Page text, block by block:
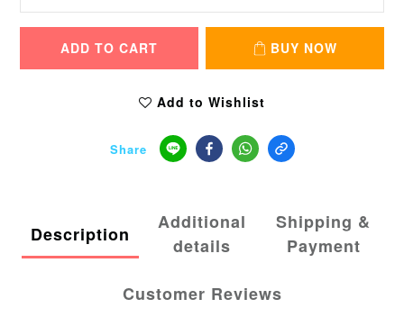
ADD TO CART BUY NOW
Add to Wishlist
Share
Description
Additional
details
Shipping &
Payment
Customer Reviews